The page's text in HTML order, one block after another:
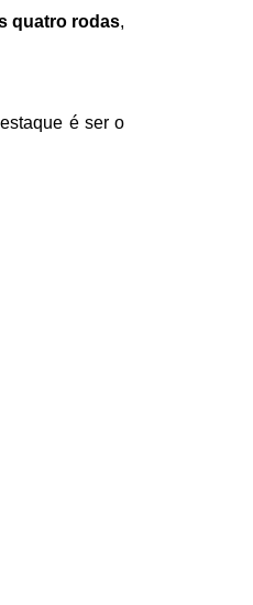
quatro rodas,
é ser o